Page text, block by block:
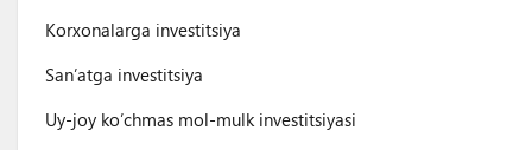
Korxonalarga investitsiya
San’atga investitsiya
Uy-joy ko’chmas mol-mulk investitsiyasi